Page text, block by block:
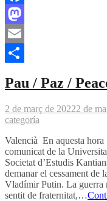
Facebook
Mastodon
Email
Pau / Paz /
2 de març de 20222 de
categoría
Valencià En aquesta hora
comunicat de la
Societat d’Estudis
demanar el cessament de
Vladímir Putin. La guerra
sentit de fraternitat,…